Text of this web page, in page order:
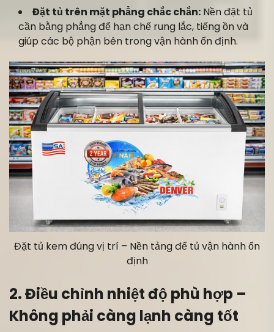
Đặt tủ trên mặt phẳng chắc chắn: Nền đặt tủ
cần bằng phẳng để hạn chế rung lắc, tiếng ồn và
giúp các bộ phận bên trong vận hành ổn định.
Đặt tủ kem đúng vị trí – Nền tảng để tủ vận hành ổn
định
2. Điều chỉnh nhiệt độ phù hợp –
Không phải càng lạnh càng tốt